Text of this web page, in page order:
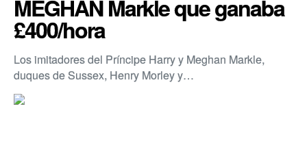
MEGHAN Markle que ganaba
£400/hora
Los imitadores del Príncipe Harry y Meghan Markle,
duques de Sussex, Henry Morley y…